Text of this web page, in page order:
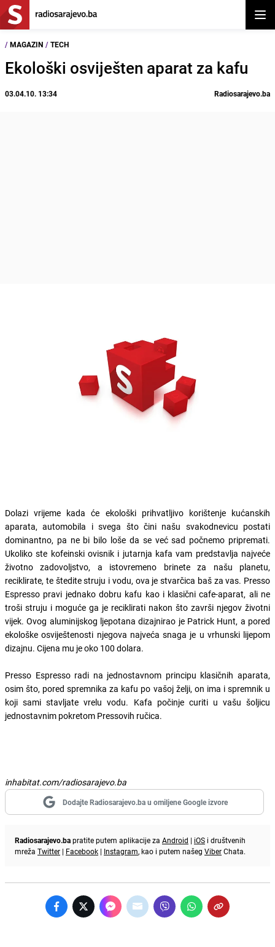
/ MAGAZIN / TECH
Ekološki osviješten aparat za kafu
03.04.10. 13:34 Radiosarajevo.ba
Dolazi vrijeme kada će ekološki prihvatljivo korištenje kućanskih
aparata, automobila i svega što čini našu svakodnevicu postati
dominantno, pa ne bi bilo loše da se već sad počnemo pripremati.
Ukoliko ste kofeinski ovisnik i jutarnja kafa vam predstavlja najveće
životno zadovoljstvo, a istovremeno brinete za našu planetu,
reciklirate, te štedite struju i vodu, ova je stvarčica baš za vas. Presso
Espresso pravi jednako dobru kafu kao i klasični cafe-aparat, ali ne
troši struju i moguće ga je reciklirati nakon što završi njegov životni
vijek. Ovog aluminijskog ljepotana dizajnirao je Patrick Hunt, a pored
ekološke osviještenosti njegova najveća snaga je u vrhunski lijepom
dizajnu. Cijena mu je oko 100 dolara.
Presso Espresso radi na jednostavnom principu klasičnih aparata,
osim što, pored spremnika za kafu po vašoj želji, on ima i spremnik u
koji sami stavljate vrelu vodu. Kafa počinje curiti u vašu šoljicu
jednostavnim pokretom Pressovih ručica.
inhabitat.com/radiosarajevo.ba
Dodajte Radiosarajevo.ba u omiljene Google izvore
Radiosarajevo.bapratite putem aplikacije za Android | iOS i društvenih
mreža Twitter | Facebook | Instagram, kao i putem našeg ViberChata.